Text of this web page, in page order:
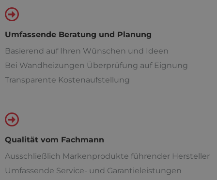
Umfassende Beratung und Planung
Basierend auf Ihren Wünschen und Ideen
Bei Wandheizungen Überprüfung auf Eignung
Transparente Kostenaufstellung
Qualität vom Fachmann
Ausschließlich Markenprodukte führender Hersteller
Umfassende Service- und Garantieleistungen